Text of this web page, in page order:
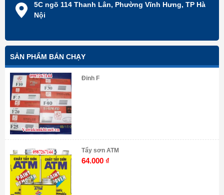
5C ngõ 114 Thanh Lân, Phường Vĩnh Hưng, TP Hà
Nội
SẢN PHẨM BÁN CHẠY
Đinh F
Tẩy sơn ATM
64.000 ₫